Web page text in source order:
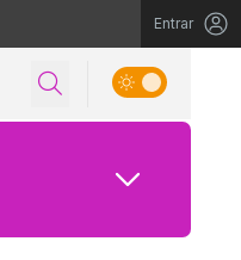
Entrar